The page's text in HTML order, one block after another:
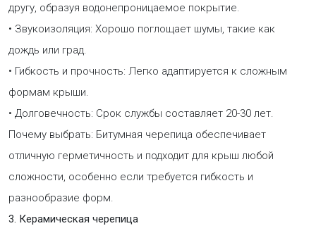
другу, образуя водонепроницаемое покрытие.
• Звукоизоляция: Хорошо поглощает шумы, такие как
дождь или град.
• Гибкость и прочность: Легко адаптируется к сложным
формам крыши.
• Долговечность: Срок службы составляет 20-30 лет.
Почему выбрать: Битумная черепица обеспечивает
отличную герметичность и подходит для крыш любой
сложности, особенно если требуется гибкость и
разнообразие форм.
3. Керамическая черепица